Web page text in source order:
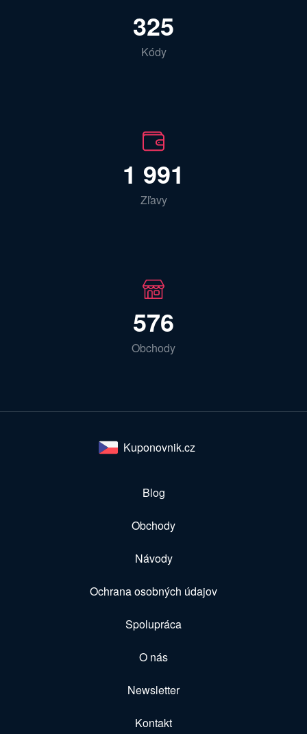
325
Kódy
1 991
Zľavy
576
Obchody
Kuponovnik.cz
Blog
Obchody
Návody
Ochrana osobných údajov
Spolupráca
O nás
Newsletter
Kontakt